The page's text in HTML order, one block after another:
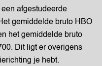
afgestudeerde
gemiddelde bruto HBO
het gemiddelde bruto
Dit ligt er overigens
je hebt.